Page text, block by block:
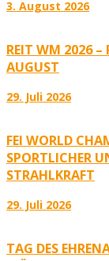
3. August 2026
REIT WM 2026 –
AUGUST
29. Juli 2026
FEI WORLD
PORTLICHER
TRAHLKRAFT
29. Juli 2026
TAG DES